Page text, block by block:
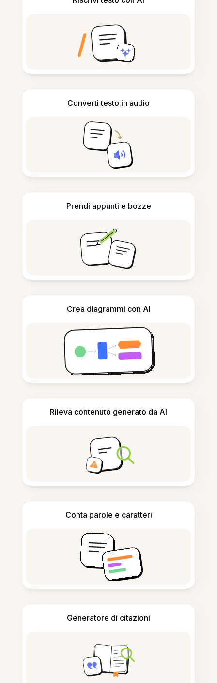
Converti testo in audio
Prendi appunti e bozze
Crea diagrammi con AI
Rileva contenuto generato da AI
Conta parole e caratteri
Generatore di citazioni